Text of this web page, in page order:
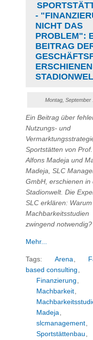
-
NICHT DAS
PROBLEM":
BEITRAG
Montag, September
Ein Beitrag über
Nutzungs- und
Sportstätten von Prof.
Alfons Madejaund
Madeja, SLC
GmbH, erschienen in
Stadionwelt. Die
SLC erklären:
Machbarkeitsstudien
zwingend notwendig?
Mehr...
Tags: Arena
based consulting
Finanzierung
Machbarkeit
Madeja
slcmanagement
Sportstättenbau